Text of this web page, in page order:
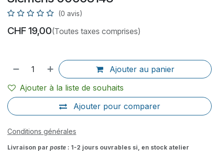
(0 avis)
CHF 19,00(Toutes taxes comprises)
Ajouter au panier
Ajouter pour comparer
Ajouter à la liste de souhaits
Conditions générales
Livraison par poste : 1-2 jours ouvrables si, en stock atelier